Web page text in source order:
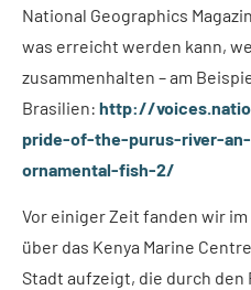
National Geographics
was erreicht werden kann,
zusammenhalten – am
Brasilien: http://
pride-of-the-purus-river-
ornamental-fish-2/
Vor einiger Zeit fanden wir
über das Kenya Marine
Stadt aufzeigt, die durch